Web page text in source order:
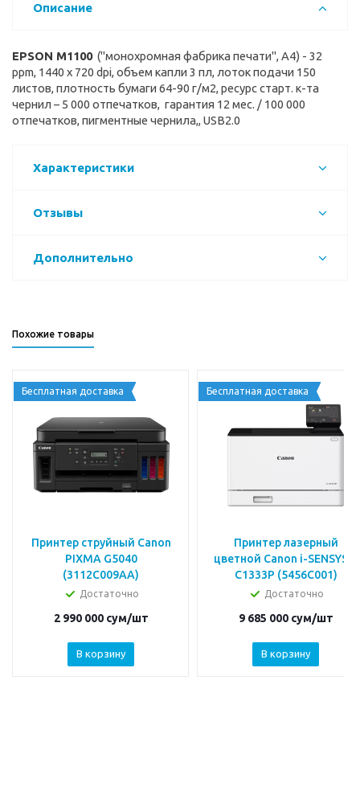
Описание
EPSON M1100("монохромная фабрика печати", A4) - 32
ppm, 1440 x 720 dpi, объем капли 3 пл, лоток подачи 150
листов, плотность бумаги 64-90 г/м2, ресурс старт. к-та
чернил – 5 000 отпечатков, гарантия 12 мес. / 100 000
отпечатков, пигментные чернила,, USB2.0
Характеристики
Отзывы
Дополнительно
Похожие товары
Бесплатная доставка
Принтер струйный Canon
PIXMA G5040
(3112C009AA)
Достаточно
2 990 000сум/шт
В корзину
Бесплатная доставка
Принтер лазерный
цветной Canon i-SENSYS X
C1333P (5456C001)
Достаточно
9 685 000сум/шт
В корзину